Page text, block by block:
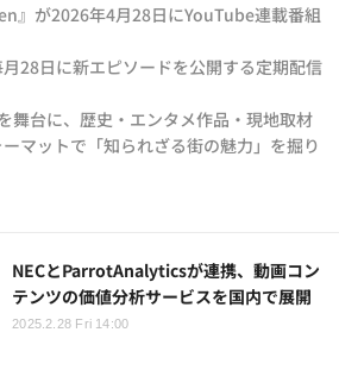
』が2026年4月28日にYouTube連載番組
28日に新エピソードを公開する定期配信
舞台に、歴史・エンタメ作品・現地取材
マットで「知られざる街の魅力」を掘り
NECとParrotAnalyticsが連携、動画コン
テンツの価値分析サービスを国内で展開
2025.2.28 Fri 14:00